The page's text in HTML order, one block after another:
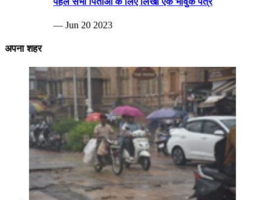
— Jun 20 2023
अपना शहर